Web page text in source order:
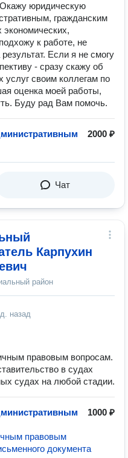
Окажу юридическую
гражданским
к работе, не
Если я не смогу
- сразу скажу об
своим коллегам по
оценка моей работы,
Буду рад Вам помочь.
2000 ₽
Чат
Карпухин
район
назад
правовым вопросам.
в судах
судах на любой стадии.
1000 ₽
правовым
документа